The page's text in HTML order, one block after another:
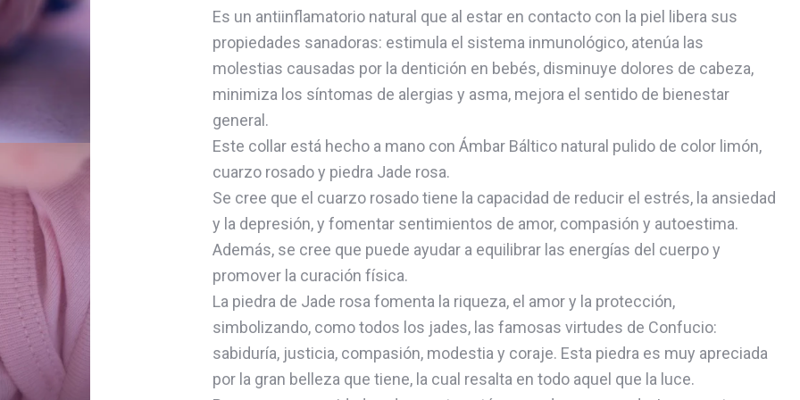
Es un antiinflamatorio natural que al estar en contacto con la piel libera sus
propiedades sanadoras: estimula el sistema inmunológico, atenúa las
molestias causadas por la dentición en bebés, disminuye dolores de cabeza,
minimiza los síntomas de alergias y asma, mejora el sentido de bienestar
general.
Este collar está hecho a mano con Ámbar Báltico natural pulido de color limón,
cuarzo rosado y piedra Jade rosa.
Se cree que el cuarzo rosado tiene la capacidad de reducir el estrés, la ansiedad
y la depresión, y fomentar sentimientos de amor, compasión y autoestima.
Además, se cree que puede ayudar a equilibrar las energías del cuerpo y
promover la curación física.
La piedra de Jade rosa fomenta la riqueza, el amor y la protección,
simbolizando, como todos los jades, las famosas virtudes de Confucio:
sabiduría, justicia, compasión, modestia y coraje. Esta piedra es muy apreciada
por la gran belleza que tiene, la cual resalta en todo aquel que la luce.